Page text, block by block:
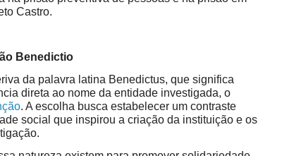
Castro.
Benedictio
da palavra latina Benedictus, que significa
direta ao nome da entidade investigada, o
. A escolha busca estabelecer um contraste
social que inspirou a criação da instituição e os